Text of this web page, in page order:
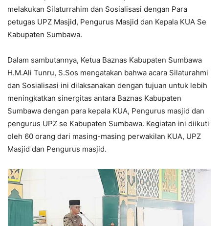
melakukan Silaturrahim dan Sosialisasi dengan Para
petugas UPZ Masjid, Pengurus Masjid dan Kepala KUA Se
Kabupaten Sumbawa.
Dalam sambutannya, Ketua Baznas Kabupaten Sumbawa
H.M.Ali Tunru, S.Sos mengatakan bahwa acara Silaturahmi
dan Sosialisasi ini dilaksanakan dengan tujuan untuk lebih
meningkatkan sinergitas antara Baznas Kabupaten
Sumbawa dengan para kepala KUA, Pengurus masjid dan
pengurus UPZ se Kabupaten Sumbawa. Kegiatan ini diikuti
oleh 60 orang dari masing-masing perwakilan KUA, UPZ
Masjid dan Pengurus masjid.